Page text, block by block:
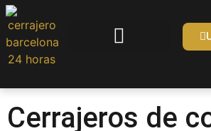
Cerrajeros de